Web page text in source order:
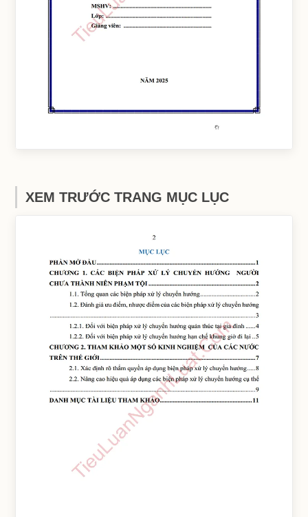
XEM TRƯỚC TRANG MỤC LỤC